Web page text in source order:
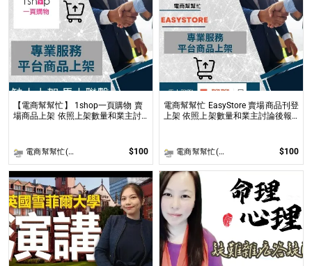
【電商幫幫忙】 1shop一頁購物 賣
場商品上架 依照上架數量和業主討
電商幫幫忙(電商平台代營運/電商上架/運營策略/網路行銷) $100
電商幫幫忙 EasyStore 賣場商品刊登
上架 依照上架數量和業主討論後報
電商幫幫忙(電商平台代營運/電商上架/運營策略/網路行銷) $100